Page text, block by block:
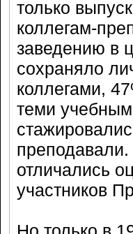
только
коллегам-
заведению в
сохраняло
коллегами,
теми
отличались
участников